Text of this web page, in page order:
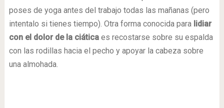
poses de yoga antes del trabajo todas las mañanas (pero
intentalo si tienes tiempo). Otra forma conocida para lidiar
con el dolor de la ciáticaes recostarse sobre su espalda
con las rodillas hacia el pecho y apoyar la cabeza sobre
una almohada.